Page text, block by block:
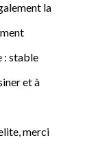
la
: stable
et à
merci